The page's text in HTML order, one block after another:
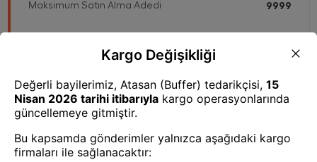
Maksimum Satın Alma Adedi 9999
Bilgiler
Ürün Kodu 55AKN-AKH-MJGN-403